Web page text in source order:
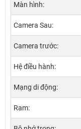
Màn hình:
Camera Sau:
Camera trước:
Hệ điều hành:
Mạng di động:
Ram: